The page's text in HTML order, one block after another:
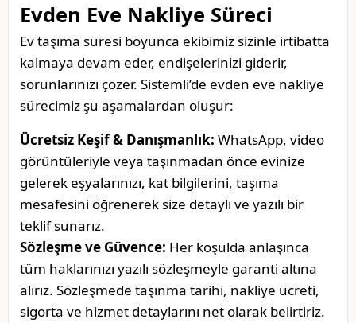
Evden Eve Nakliye Süreci
Ev taşıma süresi boyunca ekibimiz sizinle irtibatta
kalmaya devam eder, endişelerinizi giderir,
sorunlarınızı çözer. Sistemli’de evden eve nakliye
sürecimiz şu aşamalardan oluşur:
Ücretsiz Keşif & Danışmanlık: WhatsApp, video
görüntüleriyle veya taşınmadan önce evinize
gelerek eşyalarınızı, kat bilgilerini, taşıma
mesafesini öğrenerek size detaylı ve yazılı bir
teklif sunarız.
Sözleşme ve Güvence: Her koşulda anlaşınca
tüm haklarınızı yazılı sözleşmeyle garanti altına
alırız. Sözleşmede taşınma tarihi, nakliye ücreti,
sigorta ve hizmet detaylarını net olarak belirtiriz.